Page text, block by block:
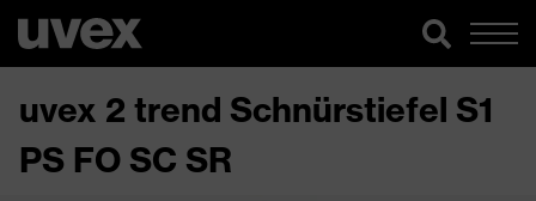
uvex 2 trend Schnürstiefel S1
PS FO SC SR